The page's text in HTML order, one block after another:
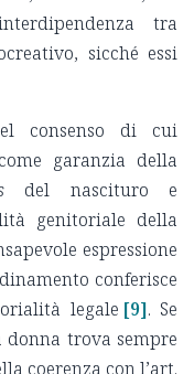
tra
sicché essi
consenso di cui
garanzia della
del nascituro e
genitoriale della
espressione
conferisce
legale [9]. Se
trova sempre
coerenza con l’art.